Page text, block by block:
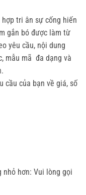
tri ân sự cống hiến
gắn bó được làm từ
yêu cầu, nội dung
mẫu mã đa dạng và
cầu của bạn về giá, số
hơn: Vui lòng gọi